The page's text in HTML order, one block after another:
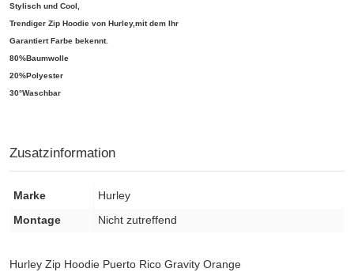
Stylisch und Cool,
Trendiger Zip Hoodie von Hurley,mit dem Ihr
Garantiert Farbe bekennt.
80%Baumwolle
20%Polyester
30°Waschbar
Zusatzinformation
Marke
Hurley
Montage
Nicht zutreffend
Hurley Zip Hoodie Puerto Rico Gravity Orange